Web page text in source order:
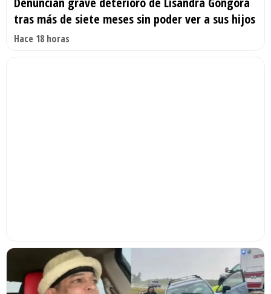
tras más de siete meses sin poder ver a sus hijos
Hace 18 horas